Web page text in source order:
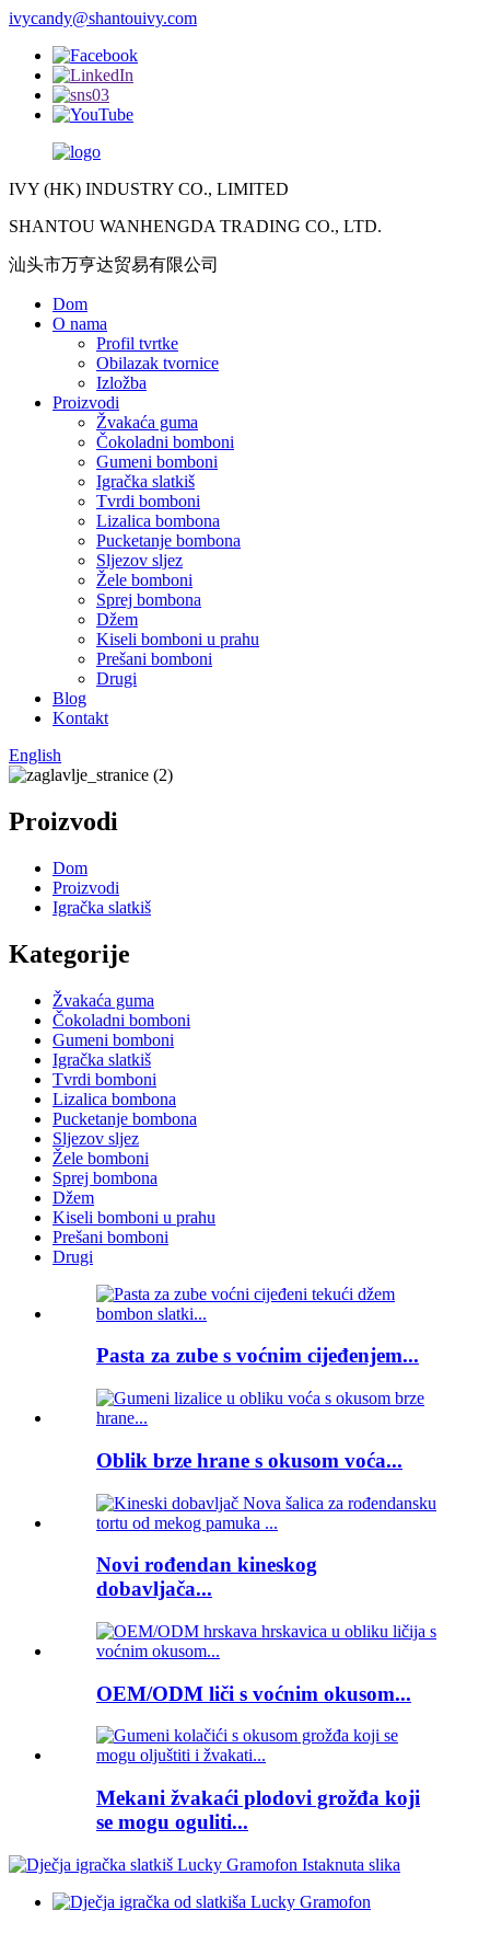
ivycandy@shantouivy.com
IVY (HK) INDUSTRY CO., LIMITED
SHANTOU WANHENGDA TRADING CO., LTD.
汕头市万亨达贸易有限公司
Dom
O nama
Profil tvrtke
Obilazak tvornice
Izložba
Proizvodi
Žvakaća guma
Čokoladni bomboni
Gumeni bomboni
Igračka slatkiš
Tvrdi bomboni
Lizalica bombona
Pucketanje bombona
Sljezov sljez
Žele bomboni
Sprej bombona
Džem
Kiseli bomboni u prahu
Prešani bomboni
Drugi
Blog
Kontakt
English
Proizvodi
Dom
Proizvodi
Igračka slatkiš
Kategorije
Žvakaća guma
Čokoladni bomboni
Gumeni bomboni
Igračka slatkiš
Tvrdi bomboni
Lizalica bombona
Pucketanje bombona
Sljezov sljez
Žele bomboni
Sprej bombona
Džem
Kiseli bomboni u prahu
Prešani bomboni
Drugi
Pasta za zube s voćnim cijeđenjem...
Oblik brze hrane s okusom voća...
Novi rođendan kineskog
dobavljača...
OEM/ODM liči s voćnim okusom...
Mekani žvakaći plodovi grožđa koji
se mogu oguliti...